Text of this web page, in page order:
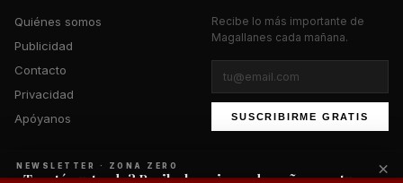
Quiénes somos
Publicidad
Contacto
Privacidad
Apóyanos
Recibe lo más importante de
Magallanes cada mañana.
SUSCRIBIRME GRATIS
NEWSLETTER · ZONA ZERO
¿Te está gustando? Recibe lo mejor cada mañana en tu ×